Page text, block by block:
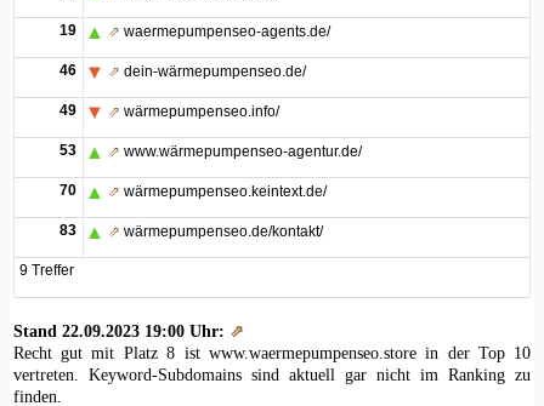
19 ⇗ waermepumpenseo-agents.de/
46 ⇗ dein-wärmepumpenseo.de/
49 ⇗ wärmepumpenseo.info/
53 ⇗ www.wärmepumpenseo-agentur.de/
70 ⇗ wärmepumpenseo.keintext.de/
83 ⇗ wärmepumpenseo.de/kontakt/
9 Treffer
Stand 22.09.2023 19:00 Uhr: ⇗
Recht gut mit Platz 8 ist www.waermepumpenseo.store in der Top 10
vertreten. Keyword-Subdomains sind aktuell gar nicht im Ranking zu
finden.